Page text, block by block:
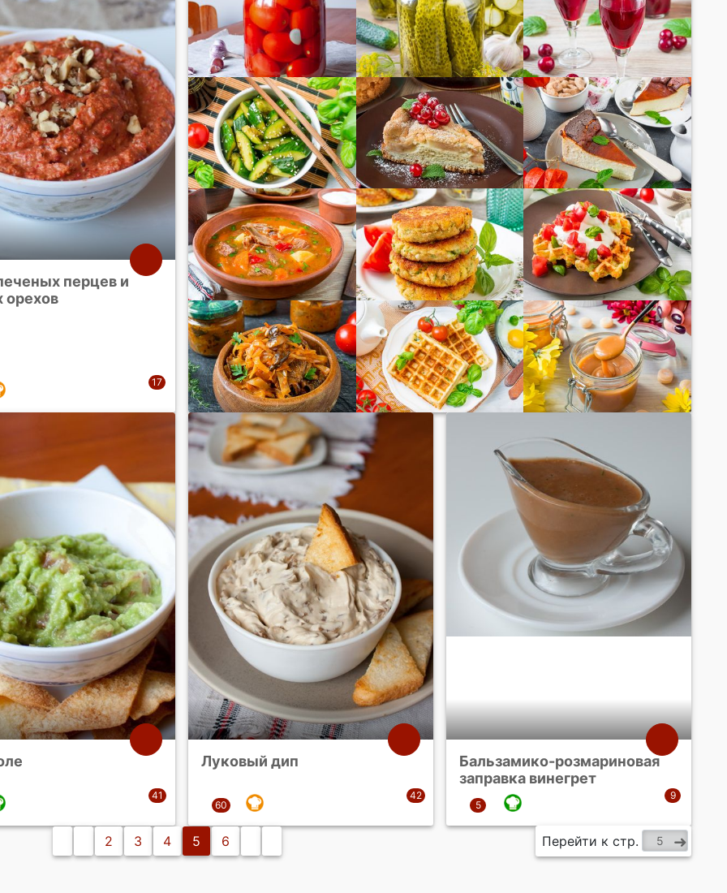
перцев и
орехов
Луковый дип
Бальзамико-розмариновая
заправка винегрет
2 3 4 5 6 Перейти к стр.